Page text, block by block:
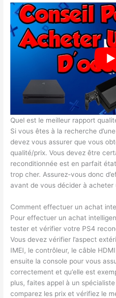
Quel est le meilleur rapport
Si vous êtes à la recherche
devez vous assurer que vous
qualité/prix. Vous devez être
reconditionnée est en parfait
trop cher. Assurez-vous donc
avant de vous décider à acheter
Comment effectuer un achat
Pour effectuer un achat
tester et vérifier votre PS4
Vous devez vérifier l’aspect
IMEI, le contrôleur, le câble
ensuite la console pour vous
correctement et qu’elle est
plus, faites appel à un
comparez les prix et vérifiez le